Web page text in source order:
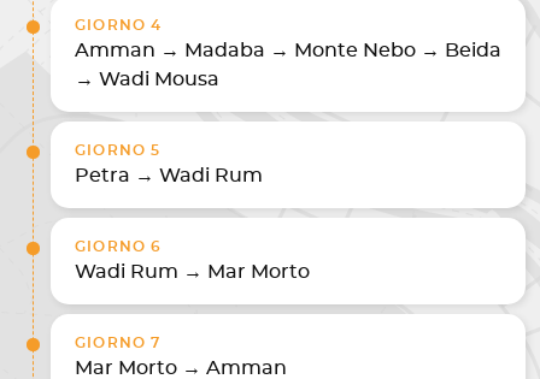
GIORNO 4
Amman → Madaba → Monte Nebo → Beida
→ Wadi Mousa
GIORNO 5
Petra → Wadi Rum
GIORNO 6
Wadi Rum → Mar Morto
GIORNO 7
Mar Morto → Amman